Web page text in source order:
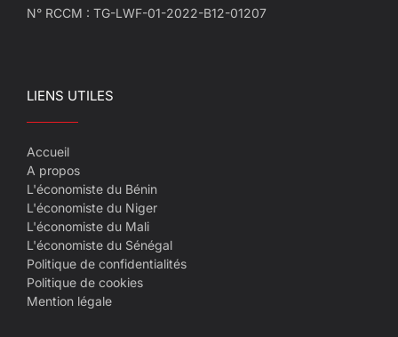
N° RCCM : TG-LWF-01-2022-B12-01207
LIENS UTILES
Accueil
A propos
L'économiste du Bénin
L'économiste du Niger
L'économiste du Mali
L'économiste du Sénégal
Politique de confidentialités
Politique de cookies
Mention légale